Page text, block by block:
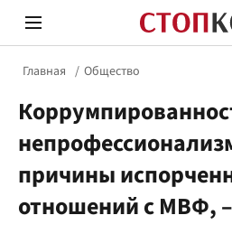
Стоп Политической Коррупции
Главная Общество
причины
отношений с МВФ,